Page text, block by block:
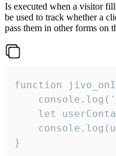
Is executed when a visitor
be used to track whether a
pass them in other forms on
function
let
}